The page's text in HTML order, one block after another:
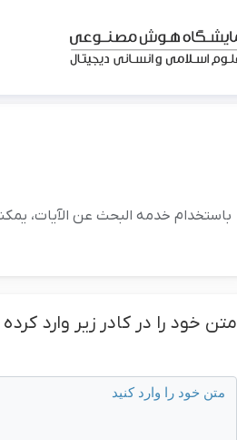
باستخدام خدمه البحث عن الآیات،
متن خود را در کادر زیر وارد